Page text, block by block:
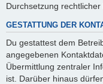
Durchsetzung
GESTATTUNG DER
Du gestattest dem
angegebenen
Übermittlung zentraler
ist. Darüber hinaus